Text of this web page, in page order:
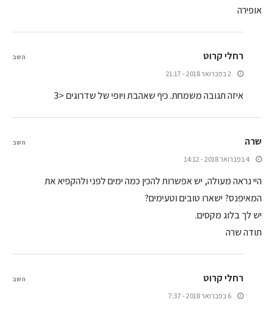
אופירה
רחלי קרוט
2 בפברואר 2018 - 21:17
איזה תגובה משמחת. כיף שאהבת ויופי של שדרוגים <3
השב
שרה
4 בפברואר 2018 - 14:12
היי נראה מעולה, יש אפשרות להכין כמה ימים לפני ולהקפיא את
המאיפנס? ישארו טובים וטעימים?
יש לך בלוג מקסים.
תודה שרה
השב
רחלי קרוט
6 בפברואר 2018 - 7:37
השב